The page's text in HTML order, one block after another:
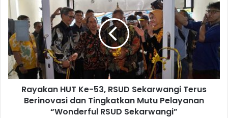
Rayakan HUT Ke-53, RSUD Sekarwangi Terus
Berinovasi dan Tingkatkan Mutu Pelayanan
“Wonderful RSUD Sekarwangi”